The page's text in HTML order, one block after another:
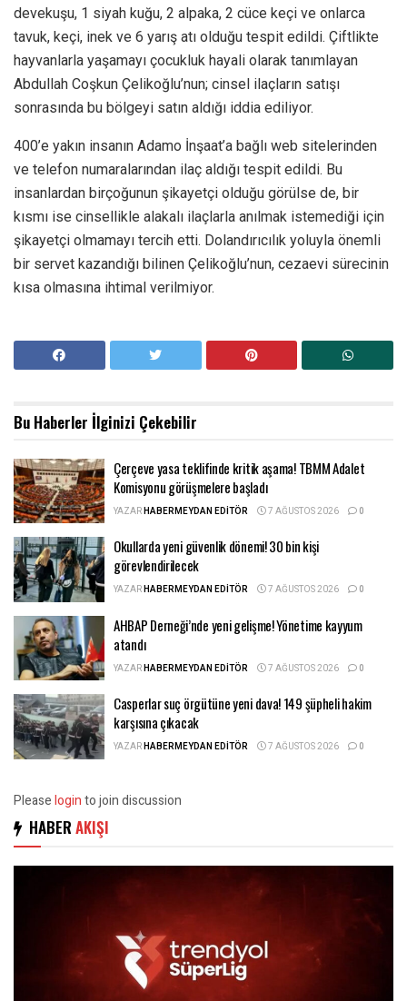
devekuşu, 1 siyah kuğu, 2 alpaka, 2 cüce keçi ve onlarca
tavuk, keçi, inek ve 6 yarış atı olduğu tespit edildi. Çiftlikte
hayvanlarla yaşamayı çocukluk hayali olarak tanımlayan
Abdullah Coşkun Çelikoğlu’nun; cinsel ilaçların satışı
sonrasında bu bölgeyi satın aldığı iddia ediliyor.
400’e yakın insanın Adamo İnşaat’a bağlı web sitelerinden
ve telefon numaralarından ilaç aldığı tespit edildi. Bu
insanlardan birçoğunun şikayetçi olduğu görülse de, bir
kısmı ise cinsellikle alakalı ilaçlarla anılmak istemediği için
şikayetçi olmamayı tercih etti. Dolandırıcılık yoluyla önemli
bir servet kazandığı bilinen Çelikoğlu’nun, cezaevi sürecinin
kısa olmasına ihtimal verilmiyor.
Bu Haberler İlginizi Çekebilir
Çerçeve yasa teklifinde kritik aşama! TBMM Adalet
Komisyonu görüşmelere başladı
YAZARHABERMEYDAN EDITÖR 7 AĞUSTOS 2026 0
Okullarda yeni güvenlik dönemi! 30 bin kişi
görevlendirilecek
YAZARHABERMEYDAN EDITÖR 7 AĞUSTOS 2026 0
AHBAP Derneği’nde yeni gelişme! Yönetime kayyum
atandı
YAZARHABERMEYDAN EDITÖR 7 AĞUSTOS 2026 0
Casperlar suç örgütüne yeni dava! 149 şüpheli hakim
karşısına çıkacak
YAZARHABERMEYDAN EDITÖR 7 AĞUSTOS 2026 0
Pleaseloginto join discussion
HABER AKIŞI